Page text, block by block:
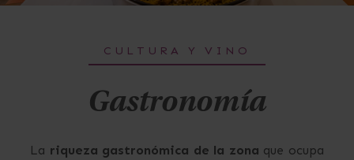
CULTURA Y VINO
Gastronomía
La riqueza gastronómica de la zona que ocupa